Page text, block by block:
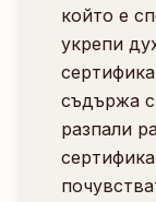
който е
укрепи
съдържа
разпали